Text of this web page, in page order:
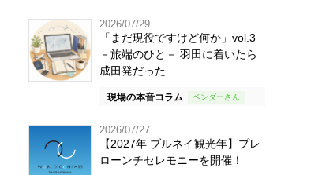
2026/07/29
「まだ現役ですけど何か」vol.3
－旅端のひと－ 羽田に着いたら
成田発だった
現場の本音コラム
2026/07/27
【2027年 ブルネイ観光年】プレ
ローンチセレモニーを開催！